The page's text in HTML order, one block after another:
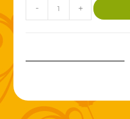
- +